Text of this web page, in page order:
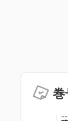
巻